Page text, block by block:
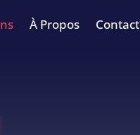
À Propos Contact